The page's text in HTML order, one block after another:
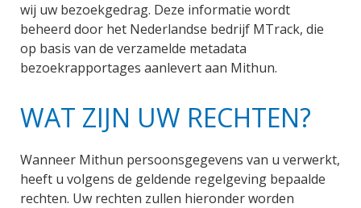
wij uw bezoekgedrag. Deze informatie wordt
beheerd door het Nederlandse bedrijf MTrack, die
op basis van de verzamelde metadata
bezoekrapportages aanlevert aan Mithun.
WAT ZIJN UW RECHTEN?
Wanneer Mithun persoonsgegevens van u verwerkt,
heeft u volgens de geldende regelgeving bepaalde
rechten. Uw rechten zullen hieronder worden